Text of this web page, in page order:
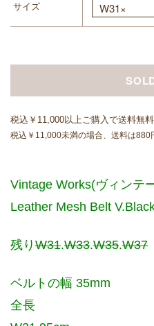
サイズ
税込￥11,000以上ご購入で送料無料
税込￥11,000未満の場合、送料は880
Vintage Works(ヴィンテ
Leather Mesh Belt
残り W31.W33.W35.W37
ベルトの幅 35mm
全長